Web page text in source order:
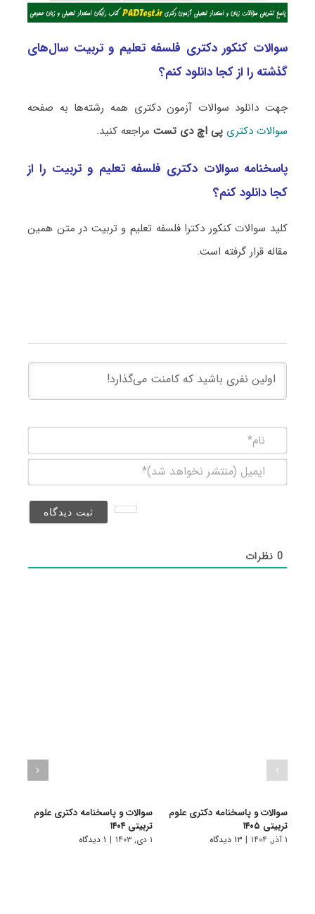
سوالات کنکور دکتری فلسفه تعلیم و تربیت سال‌های
گذشته را از کجا دانلود کنم؟
جهت دانلود سوالات آزمون دکتری همه رشته‌ها به صفحه
سوالات دکتری پی اچ دی تستمراجعه کنید.
پاسخنامه سوالات دکتری فلسفه تعلیم و تربیت را از
کجا دانلود کنم؟
کلید سوالات کنکور دکترا فلسفه تعلیم و تربیت در متن همین
مقاله قرار گرفته است.
(منتشر
0نظرات
سوالات و پاسخنامه دکتری علوم
تربیتی ۱۴۰۵
۱ آذر, ۱۴۰۴ | ۱۳ دیدگاه
سوالات و پاسخنامه دکتری علوم
تربیتی ۱۴۰۴
۱ دی, ۱۴۰۳ | ۱ دیدگاه